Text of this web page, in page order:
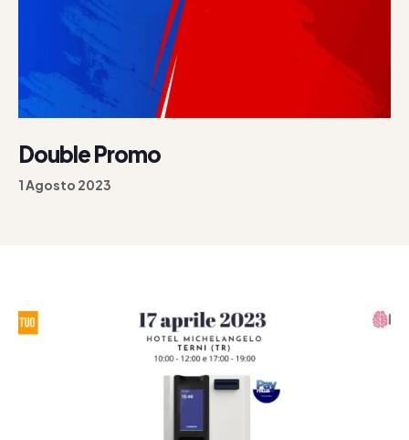
Double Promo
1 Agosto 2023